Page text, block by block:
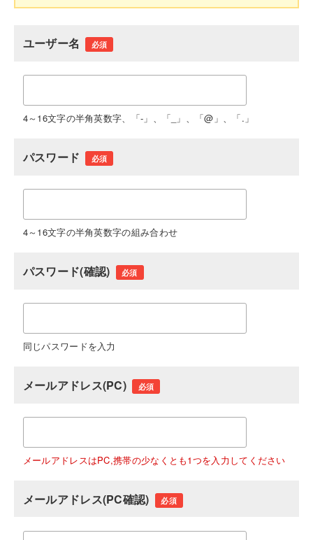
ユーザー名 必須
4～16文字の半角英数字、「-」、「_」、「@」、「.」
パスワード 必須
4～16文字の半角英数字の組み合わせ
パスワード(確認) 必須
同じパスワードを入力
メールアドレス(PC) 必須
メールアドレスはPC,携帯の少なくとも1つを入力してください
メールアドレス(PC確認) 必須